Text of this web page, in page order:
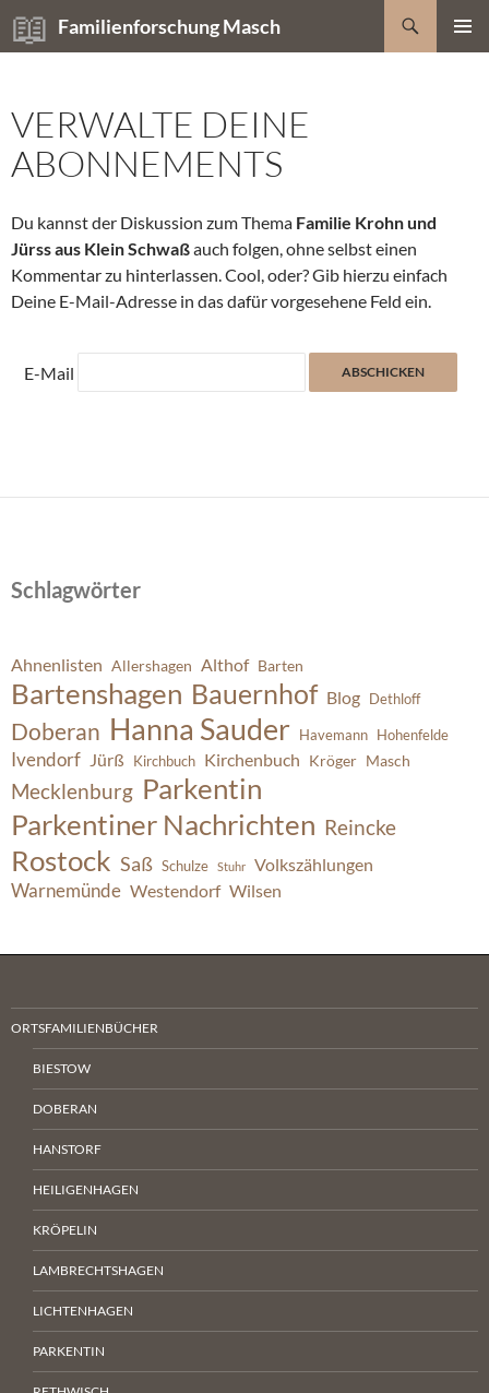
Zum
Inhalt
Familienforschung Masch
Suchen
VERWALTE DEINE
ABONNEMENTS
Du kannst der Diskussion zum Thema Familie Krohn und
Jürss aus Klein Schwaßauch folgen, ohne selbst einen
Kommentar zu hinterlassen. Cool, oder? Gib hierzu einfach
Deine E-Mail-Adresse in das dafür vorgesehene Feld ein.
E-Mail
Schlagwörter
Ahnenlisten Allershagen Althof Barten
Bartenshagen Bauernhof Blog Dethloff
Doberan Hanna Sauder Havemann Hohenfelde
Ivendorf Jürß Kirchbuch Kirchenbuch Kröger Masch
Mecklenburg Parkentin
Parkentiner Nachrichten Reincke
Rostock Saß Schulze Stuhr Volkszählungen
Warnemünde Westendorf Wilsen
ORTSFAMILIENBÜCHER
BIESTOW
DOBERAN
HANSTORF
HEILIGENHAGEN
KRÖPELIN
LAMBRECHTSHAGEN
LICHTENHAGEN
PARKENTIN